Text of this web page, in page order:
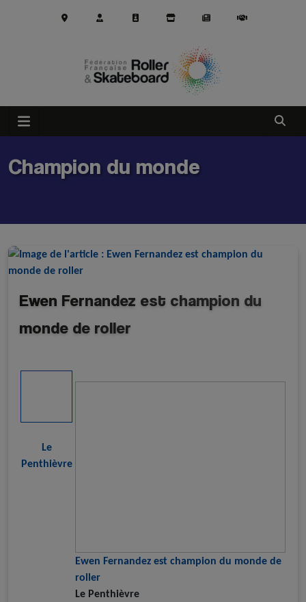
Ouvrir
Champion du monde
Ewen Fernandez est champion du
monde de roller
Le
Penthièvre
Ewen Fernandez est champion du monde de
roller
Le Penthièvre